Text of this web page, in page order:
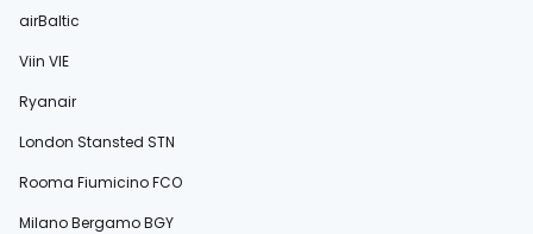
airBaltic
Viin VIE
Ryanair
London Stansted STN
Rooma Fiumicino FCO
Milano Bergamo BGY